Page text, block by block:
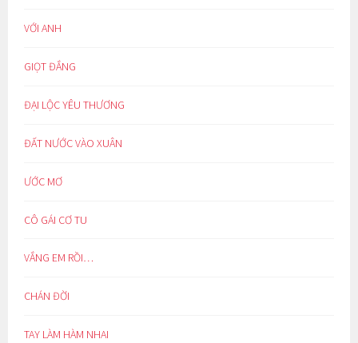
VỚI ANH
GIỌT ĐẮNG
ĐẠI LỘC YÊU THƯƠNG
ĐẤT NƯỚC VÀO XUÂN
ƯỚC MƠ
CÔ GÁI CƠ TU
VẮNG EM RỒI…
CHÁN ĐỜI
TAY LÀM HÀM NHAI